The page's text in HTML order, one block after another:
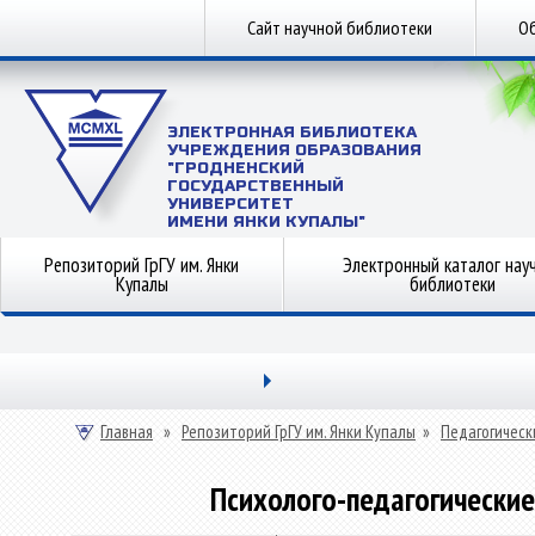
Сайт научной библиотеки
ЭЛЕКТРОННАЯ БИБЛИОТЕКА
УЧРЕЖДЕНИЯ ОБРАЗОВАНИЯ
"ГРОДНЕНСКИЙ
ГОСУДАРСТВЕННЫЙ
УНИВЕРСИТЕТ
ИМЕНИ ЯНКИ КУПАЛЫ"
Репозиторий ГрГУ им. Янки
Купалы
Электронный каталог
библиотеки
Главная » Репозиторий ГрГУ им. Янки Купалы »
Психолого-